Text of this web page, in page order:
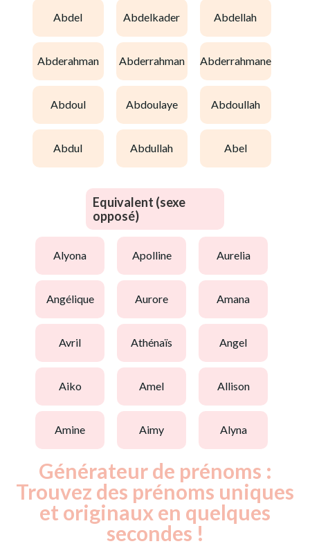
abdel abdelkader abdellah
abderahman abderrahman abderrahmane
abdoul abdoulaye abdoullah
abdul abdullah abel
Equivalent (sexe
opposé)
alyona apolline aurelia
angélique aurore amana
avril athénaïs angel
aiko amel allison
amine aimy alyna
Générateur de prénoms :
Trouvez des prénoms uniques
et originaux en quelques
secondes !